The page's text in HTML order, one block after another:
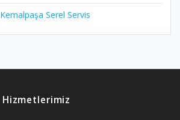
Kemalpaşa Serel Servis
Hizmetlerimiz